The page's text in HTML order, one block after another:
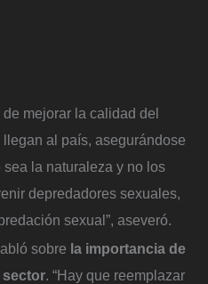
mejorar la calidad del
al país, asegurándose
la naturaleza y no los
depredadores sexuales,
sexual”, aseveró.
sobre la importancia de
sector. “Hay que reemplazar